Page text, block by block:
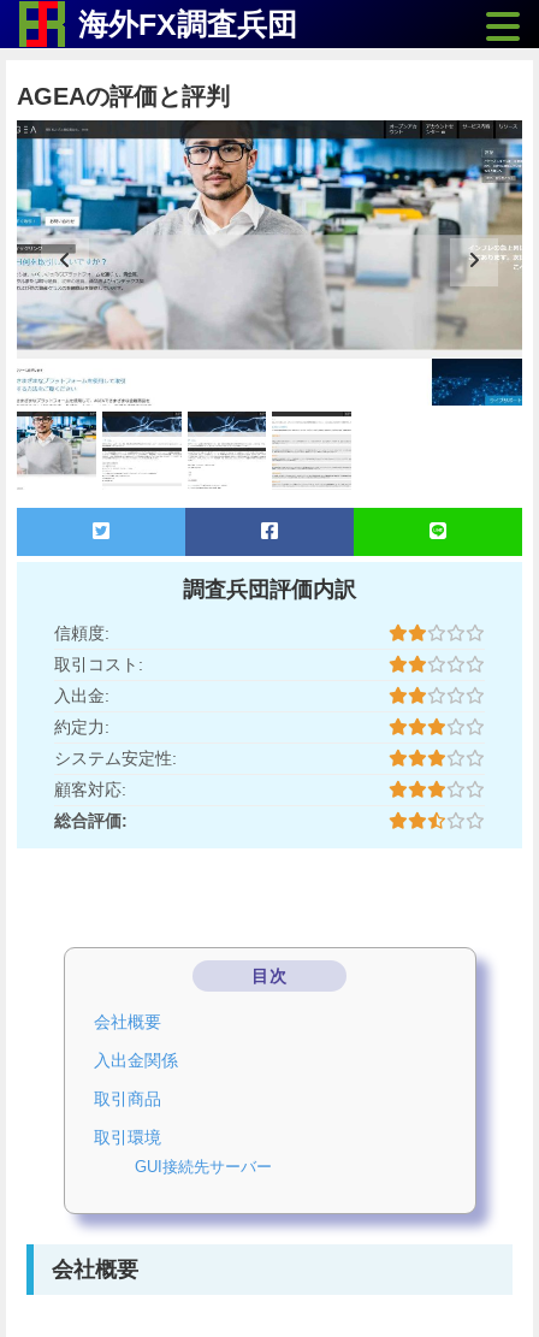
海外FX調査兵団
AGEAの評価と評判
調査兵団評価内訳
信頼度:
取引コスト:
入出金:
約定力:
システム安定性:
顧客対応:
総合評価:
目次
会社概要
入出金関係
取引商品
取引環境
GUI接続先サーバー
会社概要